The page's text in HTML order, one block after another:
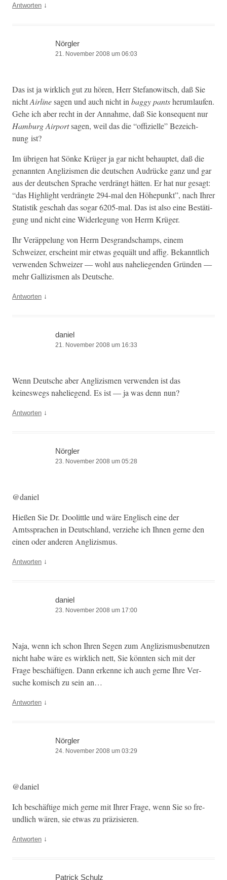
Antworten ↓
Nörgler
21. November 2008 um 06:03
Das ist ja wirk­lich gut zu hören, Herr Ste­fanow­itsch, daß Sie
nichtAir­linesagen und auch nicht inbag­gy pantsherum­laufen.
Gehe ich aber recht in der Annahme, daß Sie kon­se­quent nur
Ham­burg Air­portsagen, weil das die “offizielle” Beze­ich­
nung ist?
Im übri­gen hat Sönke Krüger ja gar nicht behauptet, daß die
genan­nten Anglizis­men die deutschen Audrücke ganz und gar
aus der deutschen Sprache ver­drängt hät­ten. Er hat nur gesagt:
“das High­light ver­drängte 294-mal den Höhep­unkt”, nach Ihrer
Sta­tis­tik geschah das sog­ar 6205-mal. Das ist also eine Bestä­ti­
gung und nicht eine Wider­legung von Her­rn Krüger.
Ihr Veräp­pelung von Her­rn Des­grand­schamps, einem
Schweiz­er, erscheint mir etwas gequält und affig. Bekan­ntlich
ver­wen­den Schweiz­er — wohl aus nahe­liegen­den Grün­den —
mehr Gal­lizis­men als Deutsche.
Antworten ↓
daniel
21. November 2008 um 16:33
Wenn Deutsche aber Anglizis­men ver­wen­den ist das
keineswegs nahe­liegend. Es ist — ja was denn nun?
Antworten ↓
Nörgler
23. November 2008 um 05:28
@daniel
Hießen Sie Dr. Doolit­tle und wäre Englisch eine der
Amtssprachen in Deutsch­land, verziehe ich Ihnen gerne den
einen oder anderen Anglizismus.
Antworten ↓
daniel
23. November 2008 um 17:00
Naja, wenn ich schon Ihren Segen zum Anglizis­mus­be­nutzen
nicht habe wäre es wirk­lich nett, Sie kön­nten sich mit der
Frage beschäfti­gen. Dann erkenne ich auch gerne Ihre Ver­
suche komisch zu sein an…
Antworten ↓
Nörgler
24. November 2008 um 03:29
@daniel
Ich beschäftige mich gerne mit Ihrer Frage, wenn Sie so fre­
undlich wären, sie etwas zu präzisieren.
Antworten ↓
Patrick Schulz